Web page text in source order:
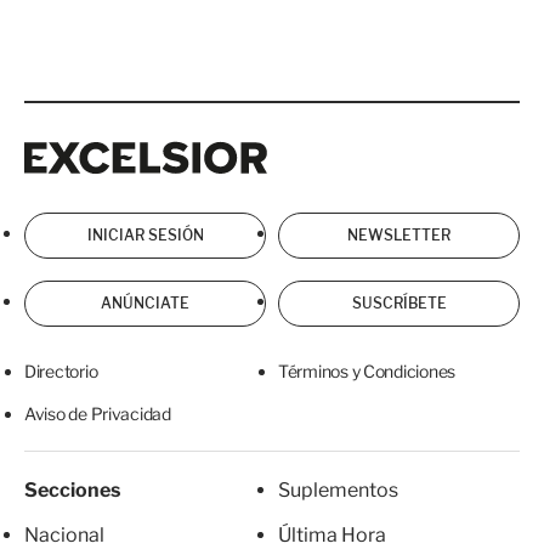
INICIAR SESIÓN NEWSLETTER
ANÚNCIATE SUSCRÍBETE
Directorio Términos y Condiciones
Aviso de Privacidad
Secciones
Nacional
Suplementos
Última Hora